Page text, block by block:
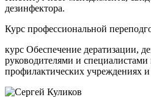
дезинфектора.
Курс профессиональной
курс Обеспечение дератизации,
руководителями и специалистами
профилактических учреждениях и